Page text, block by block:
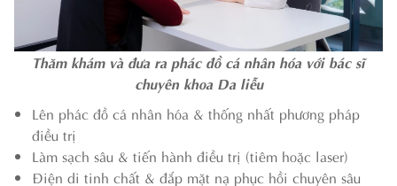
Thăm khám và đưa ra phác đồ cá nhân hóa với bác sĩ
chuyên khoa Da liễu
Lên phác đồ cá nhân hóa & thống nhất phương pháp
điều trị
Làm sạch sâu & tiến hành điều trị (tiêm hoặc laser)
Điện di tinh chất & đắp mặt nạ phục hồi chuyên sâu